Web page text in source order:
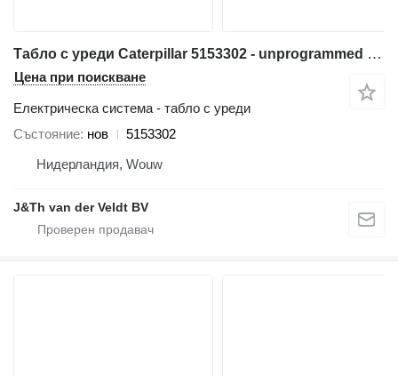
Табло с уреди Caterpillar 5153302 - unprogrammed за багер Caterpillar 538 558 568 C7.1 3499 320E 323E 314E 324E 316E 336E 318E 329E 349E 320F 330F 311F 391F 312F 352F 313F 323F 314F 374F 315F 325F 335F 316F 326F 318F 349F 320D2 330D2 340D2 323D2 326D2 336D2 329D2 349D2 MH3295
Цена при поискване
Електрическа система - табло с уреди
Състояние нов
5153302
Нидерландия, Wouw
J&Th van der Veldt BV